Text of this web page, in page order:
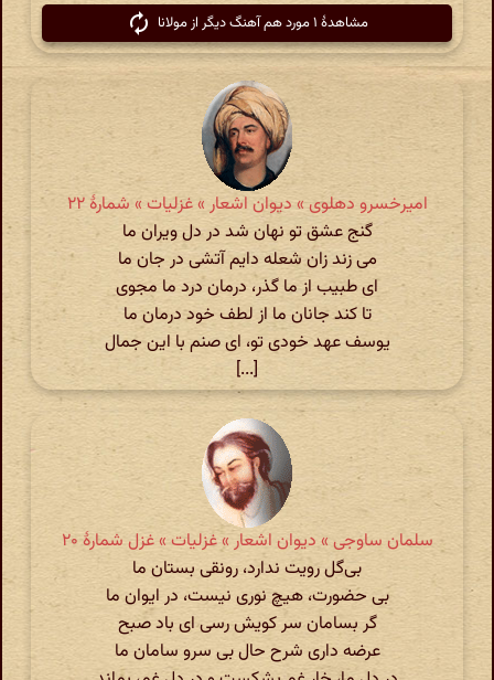
مشاهدهٔ ۱ مورد هم آهنگ دیگر از مولانا
امیرخسرو دهلوی » دیوان اشعار » غزلیات » شمارهٔ ۲۲
گنج عشق تو نهان شد در دل ویران ما
می زند زان شعله دایم آتشی در جان ما
ای طبیب از ما گذر، درمان درد ما مجوی
تا کند جانان ما از لطف خود درمان ما
یوسف عهد خودی تو، ای صنم با این جمال
[...]
سلمان ساوجی » دیوان اشعار » غزلیات » غزل شمارهٔ ۲۰
بی‌گل رویت ندارد، رونقی بستان ما
بی حضورت، هیچ نوری نیست، در ایوان ما
گر بسامان سر کویش رسی ای باد صبح
عرضه داری شرح حال بی سرو سامان ما